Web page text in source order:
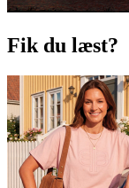
Fik du læst?